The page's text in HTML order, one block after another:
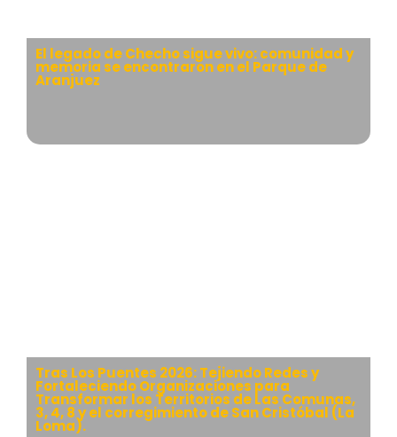
El legado de Checho sigue vivo: comunidad y
memoria se encontraron en el Parque de
Aranjuez
Tras Los Puentes 2026: Tejiendo Redes y
Fortaleciendo Organizaciones para
Transformar los Territorios de Las Comunas,
3, 4, 8 y el corregimiento de San Cristóbal (La
Loma).